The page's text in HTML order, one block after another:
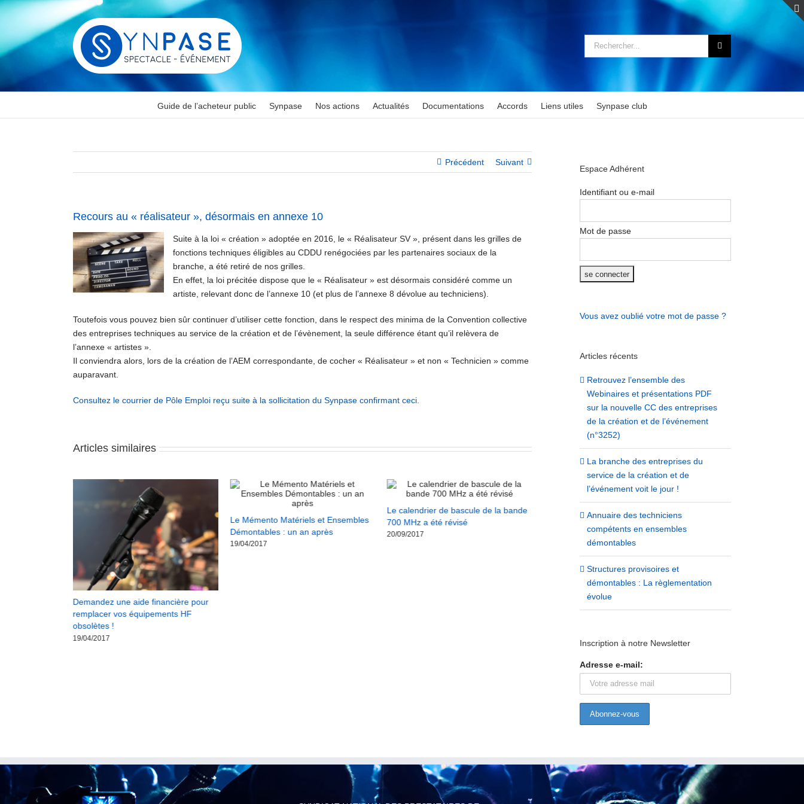
Passer
contenu
Rechercher:
Guide de l’acheteur public Synpase Nos actions Actualités Documentations Accords Liens utiles Synpase club
Précédent Suivant
Recours au « réalisateur », désormais en annexe 10
Suite à la loi « création » adoptée en 2016, le « Réalisateur SV », présent dans les grilles de
fonctions techniques éligibles au CDDU renégociées par les partenaires sociaux de la
branche, a été retiré de nos grilles.
En effet, la loi précitée dispose que le « Réalisateur » est désormais considéré comme un
artiste, relevant donc de l’annexe 10 (et plus de l’annexe 8 dévolue au techniciens).
Toutefois vous pouvez bien sûr continuer d’utiliser cette fonction, dans le respect des minima de la Convention collective
des entreprises techniques au service de la création et de l’évènement, la seule différence étant qu’il relèvera de
l’annexe « artistes ».
Il conviendra alors, lors de la création de l’AEM correspondante, de cocher « Réalisateur » et non « Technicien » comme
auparavant.
Consultez le courrier de Pôle Emploi reçu suite à la sollicitation du Synpase confirmant ceci.
Articles similaires
Demandez une aide financière pour
remplacer vos équipements HF
obsolètes !
19/04/2017
Le Mémento Matériels et Ensembles
Démontables : un an après
19/04/2017
Le calendrier de bascule de la bande
700 MHz a été révisé
20/09/2017
Demandez une aide financière pour
19/04/2017
Espace Adhérent
Identifiant ou e-mail
Mot de passe
Vous avez oublié votre mot de passe ?
Articles récents
Retrouvez l’ensemble des
Webinaires et présentations PDF
sur la nouvelle CC des entreprises
de la création et de l’événement
(n°3252)
La branche des entreprises du
service de la création et de
l’événement voit le jour !
Annuaire des techniciens
compétents en ensembles
démontables
Structures provisoires et
démontables : La règlementation
évolue
Inscription à notre Newsletter
Adresse e-mail: